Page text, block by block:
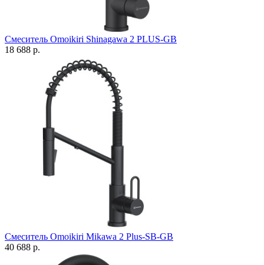
Смеситель Omoikiri Shinagawa 2 PLUS-GB
18 688 р.
Смеситель Omoikiri Mikawa 2 Plus-SB-GB
40 688 р.